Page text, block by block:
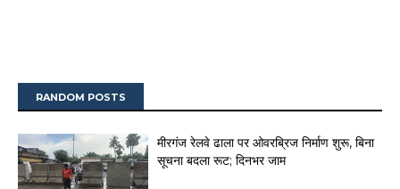
RANDOM POSTS
मीरगंज रेलवे ढाला पर ओवरब्रिज निर्माण शुरू, बिना
सूचना बदला रूट; दिनभर जाम